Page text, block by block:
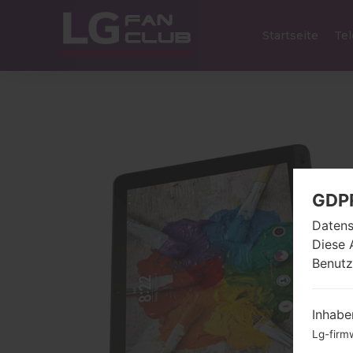
Startseite
Diese
Lg-